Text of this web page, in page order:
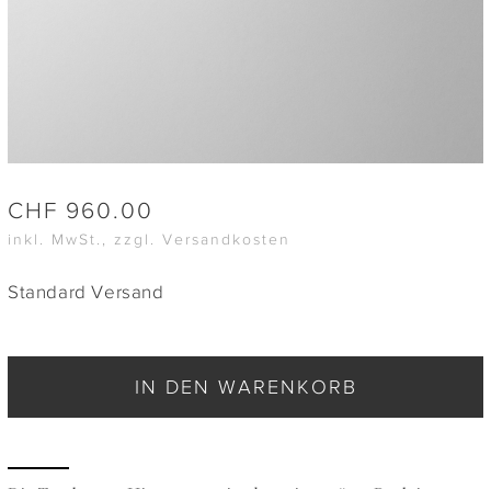
CHF 960.00
inkl. MwSt., zzgl. Versandkosten
Standard Versand
IN DEN WARENKORB